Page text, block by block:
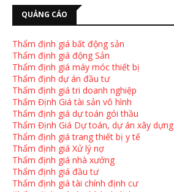
QUẢNG CÁO
Thẩm định giá bất động sản
Thẩm định giá động Sản
Thẩm định giá máy móc thiết bị
Thẩm định dự án đầu tư
Thẩm định giá tri doanh nghiệp
Thẩm Định Giá tài sản vô hình
Thẩm định giá dự toán gói thầu
Thẩm Định Giá Dự toán, dự án xây dựng
Thẩm định giá trang thiết bị y tế
Thẩm định giá Xử lý nợ
Thẩm định giá nhà xưởng
Thẩm định giá đầu tư
Thẩm định giá tài chính định cư